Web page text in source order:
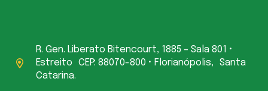
R. Gen. Liberato Bitencourt, 1885 – Sala 801 •
Estreito CEP: 88070-800 • Florianópolis, Santa
Catarina.